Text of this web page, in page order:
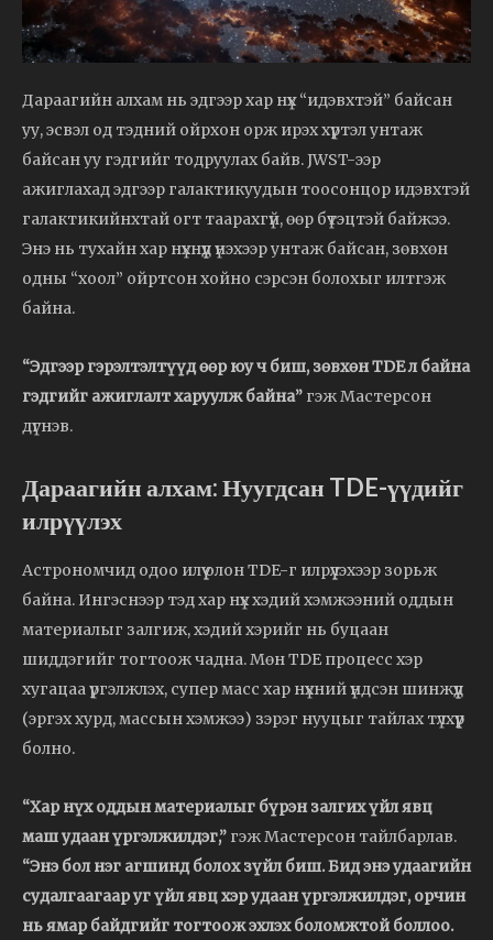
Дараагийн алхам нь эдгээр хар нүх “идэвхтэй” байсан
уу, эсвэл од тэдний ойрхон орж ирэх хүртэл унтаж
байсан уу гэдгийг тодруулах байв. JWST-ээр
ажиглахад эдгээр галактикуудын тоосонцор идэвхтэй
галактикийнхтай огт таарахгүй, өөр бүтэцтэй байжээ.
Энэ нь тухайн хар нүхнүүд үнэхээр унтаж байсан, зөвхөн
одны “хоол” ойртсон хойно сэрсэн болохыг илтгэж
байна.
“Эдгээр гэрэлтэлтүүд өөр юу ч биш, зөвхөн TDE л байна
гэдгийг ажиглалт харуулж байна” гэж Мастерсон
дүгнэв.
Дараагийн алхам: Нуугдсан TDE-үүдийг
илрүүлэх
Астрономчид одоо илүү олон TDE-г илрүүлэхээр зорьж
байна. Ингэснээр тэд хар нүх хэдий хэмжээний оддын
материалыг залгиж, хэдий хэрийг нь буцаан
шиддэгийг тогтоож чадна. Мөн TDE процесс хэр
хугацаа үргэлжлэх, супер масс хар нүхний үндсэн шинжүүд
(эргэх хурд, массын хэмжээ) зэрэг нууцыг тайлах түлхүүр
болно.
“Хар нүх оддын материалыг бүрэн залгих үйл явц
маш удаан үргэлжилдэг,” гэж Мастерсон тайлбарлав.
“Энэ бол нэг агшинд болох зүйл биш. Бид энэ удаагийн
судалгаагаар уг үйл явц хэр удаан үргэлжилдэг, орчин
нь ямар байдгийг тогтоож эхлэх боломжтой боллоо.